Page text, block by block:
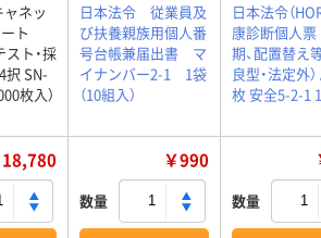
ャネッ
ト
スト・採
択 SN-
枚入）
日本法令 従業員及
び扶養親族用個人番
号台帳兼届出書 マ
イナンバー2-1 1袋
（10組入）
日本法令（
康診断個人票
期、配置替え等
良型・法定外
枚 安全5-2-1
18,780 ￥990
数量 数量